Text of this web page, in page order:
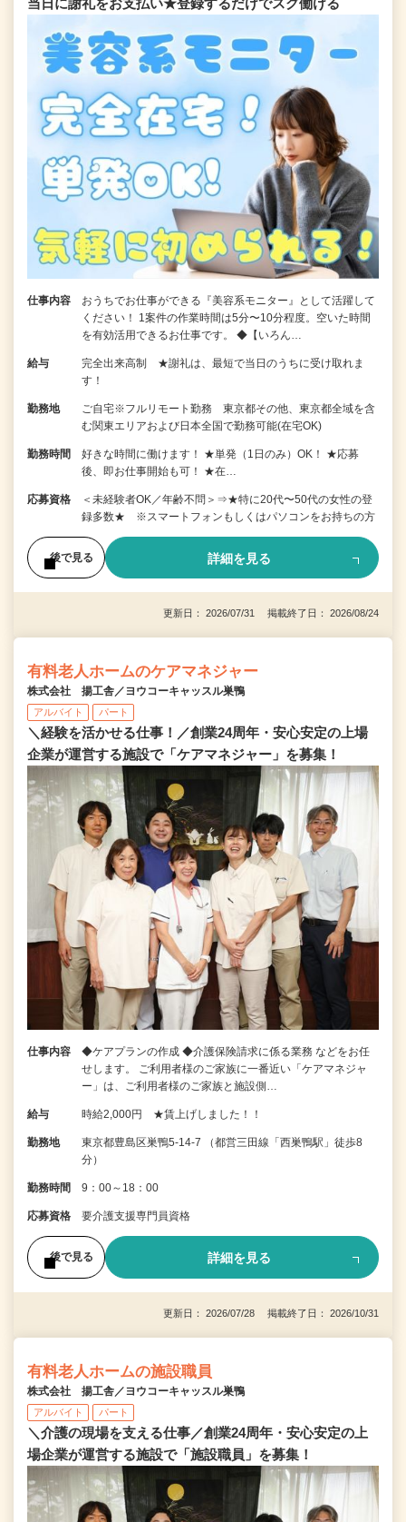
仕事内容
おうちでお仕事ができる『美容系モニター』として活躍して
ください！ 1案件の作業時間は5分〜10分程度。空いた時間
を有効活用できるお仕事です。 ◆【いろん…
給与
完全出来高制 ★謝礼は、最短で当日のうちに受け取れま
す！
勤務地
ご自宅※フルリモート勤務 東京都その他、東京都全域を含
む関東エリアおよび日本全国で勤務可能(在宅OK)
勤務時間
好きな時間に働けます！ ★単発（1日のみ）OK！ ★応募
後、即お仕事開始も可！ ★在…
応募資格
＜未経験者OK／年齢不問＞⇒★特に20代〜50代の女性の登
録多数★ ※スマートフォンもしくはパソコンをお持ちの方
後で見る 詳細を見る
更新日： 2026/07/31 掲載終了日： 2026/08/24
有料老人ホームのケアマネジャー
株式会社 揚工舎／ヨウコーキャッスル巣鴨
アルバイト パート
＼経験を活かせる仕事！／創業24周年・安心安定の上場
企業が運営する施設で「ケアマネジャー」を募集！
仕事内容
◆ケアプランの作成 ◆介護保険請求に係る業務 などをお任
せします。 ご利用者様のご家族に一番近い「ケアマネジャ
ー」は、ご利用者様のご家族と施設側…
給与 時給2,000円 ★賃上げしました！！
勤務地
東京都豊島区巣鴨5-14-7 （都営三田線「西巣鴨駅」徒歩8
分）
勤務時間 9：00～18：00
応募資格 要介護支援専門員資格
後で見る 詳細を見る
更新日： 2026/07/28 掲載終了日： 2026/10/31
有料老人ホームの施設職員
株式会社 揚工舎／ヨウコーキャッスル巣鴨
アルバイト パート
＼介護の現場を支える仕事／創業24周年・安心安定の上
場企業が運営する施設で「施設職員」を募集！